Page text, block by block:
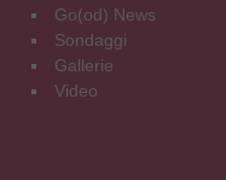
Go(od) News
Sondaggi
Gallerie
Video